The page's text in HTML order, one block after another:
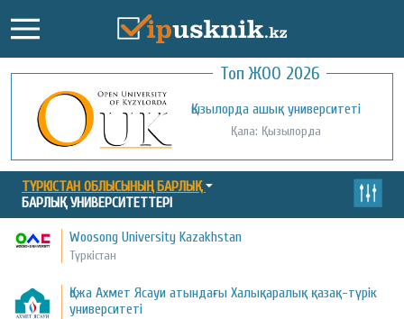
Топ ЖОО 2026
Қожа Ахмет Ясауи атындағы Халықаралық
қазақ-түрік университеті
Қала: Түркістан
Қызылорда ашық университеті
Қала: Қызылорда
С.Аманжолов атындағы Шығыс-Қазақстан
университеті
Қала: Өскемен
ТҮРКІСТАН ОБЛЫСЫНЫҢ БАРЛЫҚ
БАРЛЫҚ УНИВЕРСИТЕТТЕРІ
Woosong University Kazakhstan
Түркістан
Қожа Ахмет Ясауи атындағы Халықаралық қазақ-түрік
университеті